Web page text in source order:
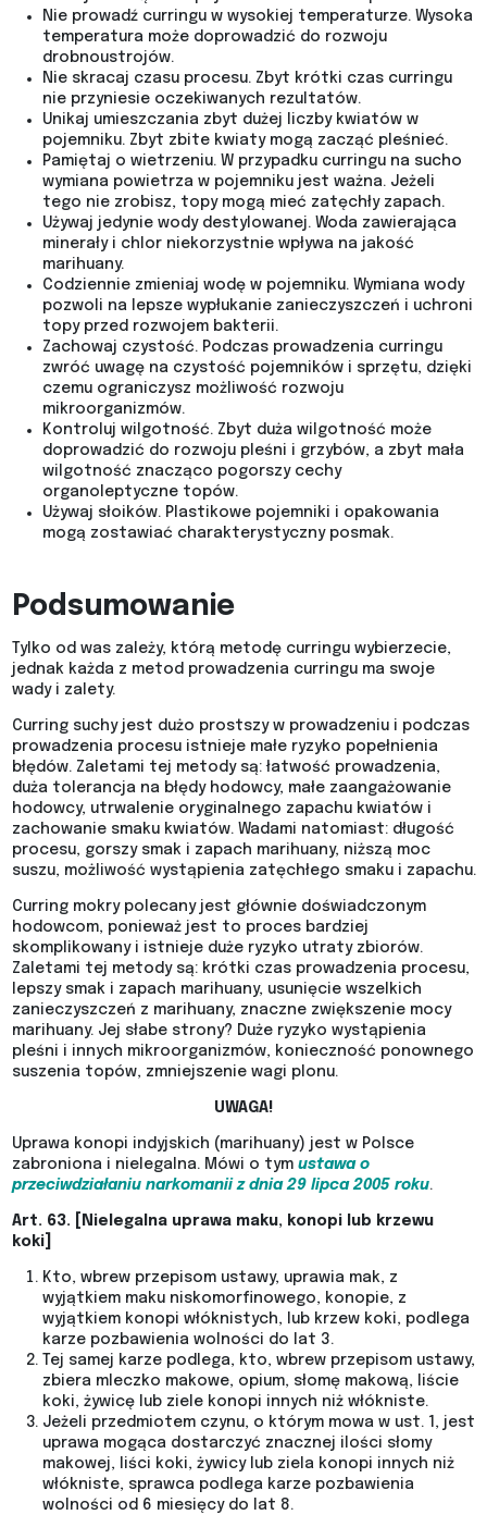
Nie prowadź curringu w wysokiej temperaturze. Wysoka
temperatura może doprowadzić do rozwoju
drobnoustrojów.
Nie skracaj czasu procesu. Zbyt krótki czas curringu
nie przyniesie oczekiwanych rezultatów.
Unikaj umieszczania zbyt dużej liczby kwiatów w
pojemniku. Zbyt zbite kwiaty mogą zacząć pleśnieć.
Pamiętaj o wietrzeniu. W przypadku curringu na sucho
wymiana powietrza w pojemniku jest ważna. Jeżeli
tego nie zrobisz, topy mogą mieć zatęchły zapach.
Używaj jedynie wody destylowanej. Woda zawierająca
minerały i chlor niekorzystnie wpływa na jakość
marihuany.
Codziennie zmieniaj wodę w pojemniku. Wymiana wody
pozwoli na lepsze wypłukanie zanieczyszczeń i uchroni
topy przed rozwojem bakterii.
Zachowaj czystość. Podczas prowadzenia curringu
zwróć uwagę na czystość pojemników i sprzętu, dzięki
czemu ograniczysz możliwość rozwoju
mikroorganizmów.
Kontroluj wilgotność. Zbyt duża wilgotność może
doprowadzić do rozwoju pleśni i grzybów, a zbyt mała
wilgotność znacząco pogorszy cechy
organoleptyczne topów.
Używaj słoików. Plastikowe pojemniki i opakowania
mogą zostawiać charakterystyczny posmak.
Podsumowanie
Tylko od was zależy, którą metodę curringu wybierzecie,
jednak każda z metod prowadzenia curringu ma swoje
wady i zalety.
Curring suchy jest dużo prostszy w prowadzeniu i podczas
prowadzenia procesu istnieje małe ryzyko popełnienia
błędów. Zaletami tej metody są: łatwość prowadzenia,
duża tolerancja na błędy hodowcy, małe zaangażowanie
hodowcy, utrwalenie oryginalnego zapachu kwiatów i
zachowanie smaku kwiatów. Wadami natomiast: długość
procesu, gorszy smak i zapach marihuany, niższą moc
suszu, możliwość wystąpienia zatęchłego smaku i zapachu.
Curring mokry polecany jest głównie doświadczonym
hodowcom, ponieważ jest to proces bardziej
skomplikowany i istnieje duże ryzyko utraty zbiorów.
Zaletami tej metody są: krótki czas prowadzenia procesu,
lepszy smak i zapach marihuany, usunięcie wszelkich
zanieczyszczeń z marihuany, znaczne zwiększenie mocy
marihuany. Jej słabe strony? Duże ryzyko wystąpienia
pleśni i innych mikroorganizmów, konieczność ponownego
suszenia topów, zmniejszenie wagi plonu.
UWAGA!
Uprawa konopi indyjskich (marihuany) jest w Polsce
zabroniona i nielegalna. Mówi o tym ustawa o
przeciwdziałaniu narkomanii z dnia 29 lipca 2005 roku.
Art. 63. [Nielegalna uprawa maku, konopi lub krzewu
koki]
Kto, wbrew przepisom ustawy, uprawia mak, z
wyjątkiem maku niskomorfinowego, konopie, z
wyjątkiem konopi włóknistych, lub krzew koki, podlega
karze pozbawienia wolności do lat 3.
Tej samej karze podlega, kto, wbrew przepisom ustawy,
zbiera mleczko makowe, opium, słomę makową, liście
koki, żywicę lub ziele konopi innych niż włókniste.
Jeżeli przedmiotem czynu, o którym mowa w ust. 1, jest
uprawa mogąca dostarczyć znacznej ilości słomy
makowej, liści koki, żywicy lub ziela konopi innych niż
włókniste, sprawca podlega karze pozbawienia
wolności od 6 miesięcy do lat 8.